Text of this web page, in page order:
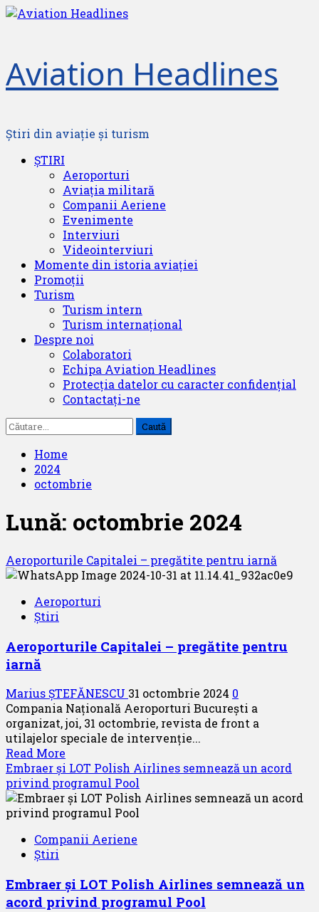
Skip
Aviation Headlines
Știri din aviație și turism
Primary
ȘTIRI
Aeroporturi
Aviația militară
Companii Aeriene
Evenimente
Interviuri
Videointerviuri
Momente din istoria aviației
Promoții
Turism
Turism intern
Turism internațional
Despre noi
Colaboratori
Echipa Aviation Headlines
Protecția datelor cu caracter confidențial
Contactați-ne
Caută
după:
Home
2024
octombrie
Lună: octombrie 2024
Aeroporturile Capitalei – pregătite pentru iarnă
Aeroporturi
Știri
Aeroporturile Capitalei – pregătite pentru
iarnă
Marius ȘTEFĂNESCU 31 octombrie 2024 0
Compania Naţională Aeroporturi Bucureşti a
organizat, joi, 31 octombrie, revista de front a
utilajelor speciale de intervenţie...
Read More
more
about
Aeroporturile
Capitalei
pregătite
Embraer și LOT Polish Airlines semnează un acord
privind programul Pool
Companii Aeriene
Știri
Embraer și LOT Polish Airlines semnează un
acord privind programul Pool